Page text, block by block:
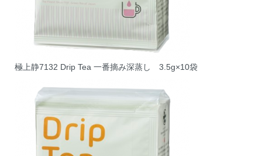
極上静7132 Drip Tea 一番摘み深蒸し 3.5g×10袋